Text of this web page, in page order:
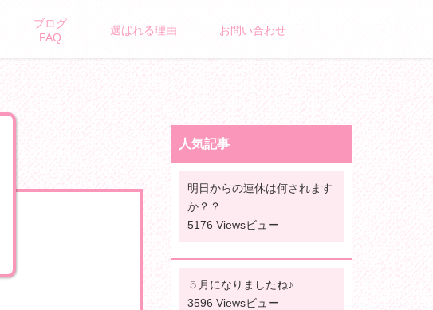
ブログ
FAQ
選ばれる理由 お問い合わせ
人気記事
明日からの連休は何されます
か？？
5176 Viewsビュー
５月になりましたね♪
3596 Viewsビュー